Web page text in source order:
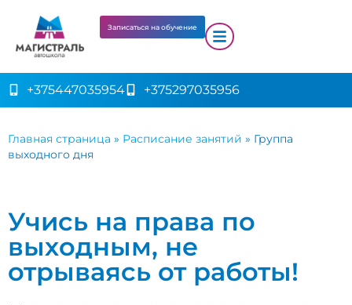
Записаться на обучение
+375447035954 +375297035956
Главная страница » Расписание занятий » Группа
выходного дня
Учись на права по
выходным, не
отрываясь от работы!